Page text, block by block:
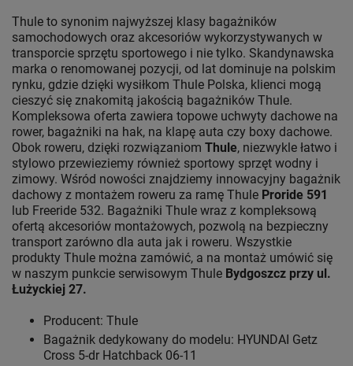
Thule to synonim najwyższej klasy bagażników
samochodowych oraz akcesoriów wykorzystywanych w
transporcie sprzętu sportowego i nie tylko. Skandynawska
marka o renomowanej pozycji, od lat dominuje na polskim
rynku, gdzie dzięki wysiłkom Thule Polska, klienci mogą
cieszyć się znakomitą jakością bagażników Thule.
Kompleksowa oferta zawiera topowe uchwyty dachowe na
rower, bagażniki na hak, na klapę auta czy boxy dachowe.
Obok roweru, dzięki rozwiązaniom Thule, niezwykle łatwo i
stylowo przewieziemy również sportowy sprzęt wodny i
zimowy. Wśród nowości znajdziemy innowacyjny bagażnik
dachowy z montażem roweru za ramę Thule Proride 591
lub Freeride 532. Bagażniki Thule wraz z kompleksową
ofertą akcesoriów montażowych, pozwolą na bezpieczny
transport zarówno dla auta jak i roweru. Wszystkie
produkty Thule można zamówić, a na montaż umówić się
w naszym punkcie serwisowym Thule Bydgoszcz przy ul.
Łużyckiej 27.
Producent: Thule
Bagażnik dedykowany do modelu: HYUNDAI Getz
Cross 5-dr Hatchback 06-11